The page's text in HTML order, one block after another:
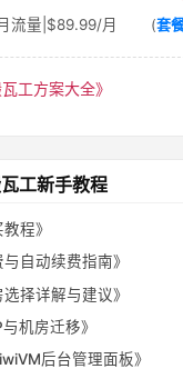
流量|$89.99/月 (套
瓦工方案大全》
工新手教程
程》
与自动续费指南》
选择详解与建议》
机房迁移》
后台管理面板》